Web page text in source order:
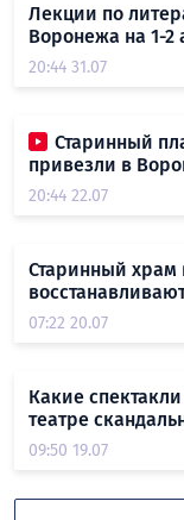
Лекции по
Воронежа на 1-2
20:44 31.07
Старинный
привезли в
20:44 22.07
Старинный храм
07:22 20.07
Какие
театре
09:50 19.07